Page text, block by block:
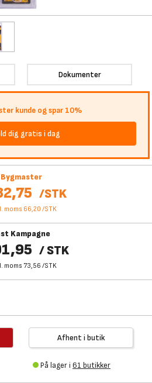
Dokumenter
kunde og spar 10%
dig gratis i dag
Bygmaster
/STK
moms 66,20 /STK
Kampagne
/ STK
moms 73,56 /STK
Afhent i butik
På lager i 61 butikker